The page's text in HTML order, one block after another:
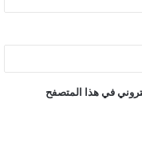
في هذا المتصفح